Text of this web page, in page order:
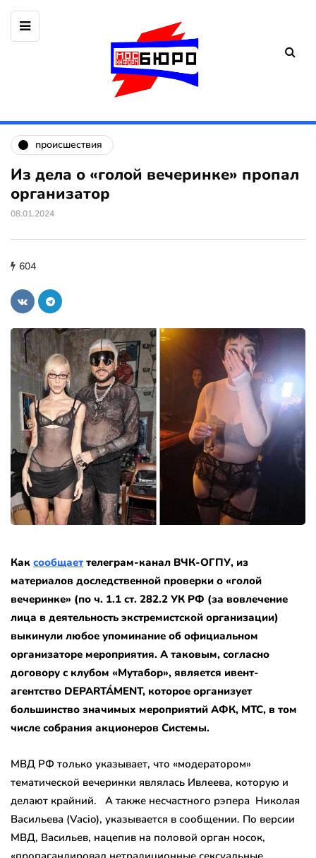
происшествия
Из дела о «голой вечеринке» пропал
организатор
08.01.2024
604
Как сообщаеттелеграм-канал ВЧК-ОГПУ, из
материалов доследственной проверки о «голой
вечеринке» (по ч. 1.1 ст. 282.2 УК РФ (за вовлечение
лица в деятельность экстремистской организации)
выкинули любое упоминание об официальном
организаторе мероприятия. А таковым, согласно
договору с клубом «Мутабор», является ивент-
агентство DEPARTÁMENT, которое организует
большинство значимых мероприятий АФК, МТС, в том
числе собрания акционеров Системы.
МВД РФ только указывает, что «модератором»
тематической вечеринки являлась Ивлеева, которую и
делают крайний. А также несчастного рэпера Николая
Васильева (Vacio), указывается в сообщении. По версии
МВД, Васильев, нацепив на половой орган носок,